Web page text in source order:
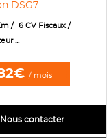
DSG7
6 CV Fiscaux
...
/ mois
Nous contacter